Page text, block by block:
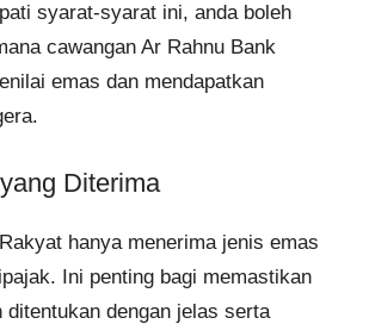
syarat-syarat ini, anda boleh
cawangan Ar Rahnu Bank
emas dan mendapatkan
Diterima
hanya menerima jenis emas
Ini penting bagi memastikan
ditentukan dengan jelas serta